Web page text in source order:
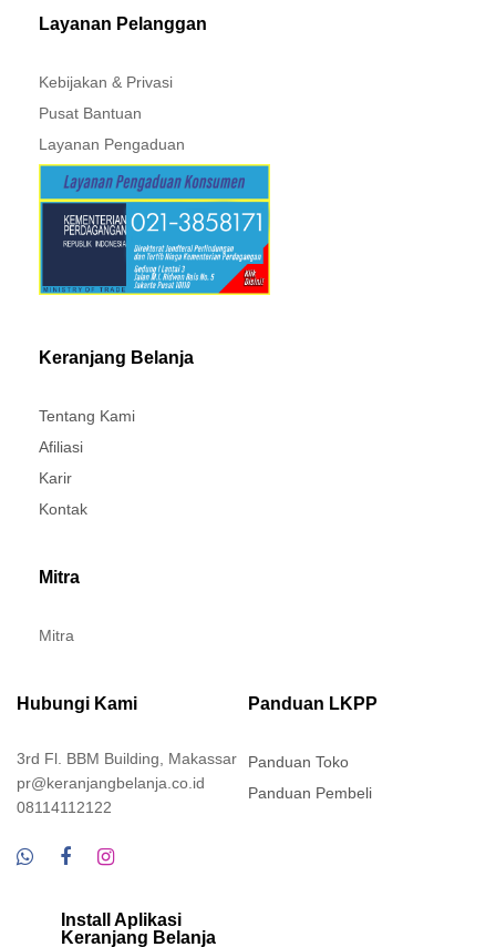
Layanan Pelanggan
Kebijakan & Privasi
Pusat Bantuan
Layanan Pengaduan
Keranjang Belanja
Tentang Kami
Afiliasi
Karir
Kontak
Mitra
Mitra
Hubungi Kami
3rd Fl. BBM Building, Makassar
pr@keranjangbelanja.co.id
08114112122
Panduan LKPP
Panduan Toko
Panduan Pembeli
Install Aplikasi
Keranjang Belanja